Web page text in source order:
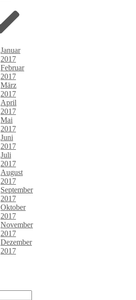
Januar
2017
Februar
2017
März
2017
April
2017
Mai
2017
Juni
2017
Juli
2017
August
2017
September
2017
Oktober
2017
November
2017
Dezember
2017